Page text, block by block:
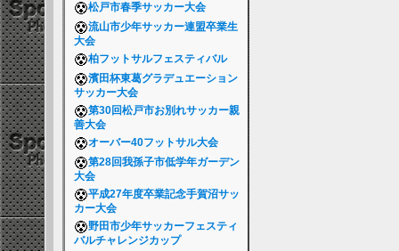
松戸市春季サッカー大会
流山市少年サッカー連盟卒業生
大会
柏フットサルフェスティバル
濱田杯東葛グラデュエーション
サッカー大会
第30回松戸市お別れサッカー親
善大会
オーバー40フットサル大会
第28回我孫子市低学年ガーデン
大会
平成27年度卒業記念手賀沼サッ
カー大会
野田市少年サッカーフェスティ
バルチャレンジカップ